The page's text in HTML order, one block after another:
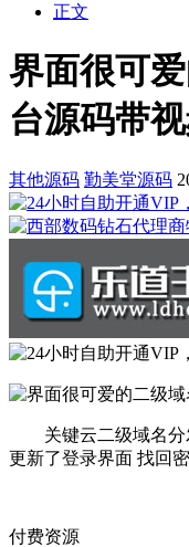
正文
界面很可
台源码带
其他源码 勤美堂源码
关键云二级域名分
更新了登录界面 找回
付费资源